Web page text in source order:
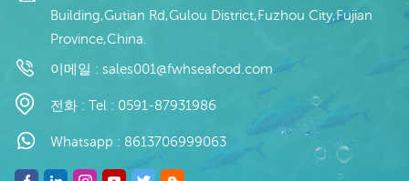
Building,Gutian Rd,Gulou District,Fuzhou City,Fujian
Province,China.
이메일 : sales001@fwhseafood.com
전화 : Tel : 0591-87931986
Whatsapp : 8613706999063